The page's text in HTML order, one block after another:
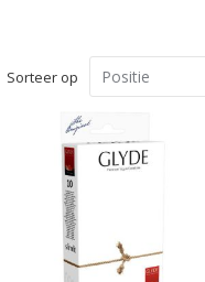
Sorteer op